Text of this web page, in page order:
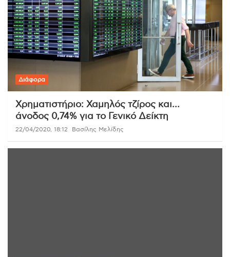
Διάφορα
Χρηματιστήριο: Χαμηλός τζίρος και…
άνοδος 0,74% για το Γενικό Δείκτη
22/04/2020, 18:12 Βασίλης Μελίδης